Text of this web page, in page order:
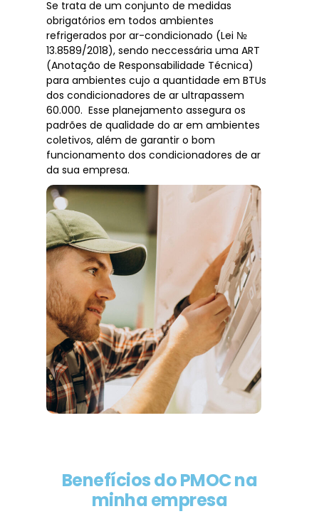
Se trata de um conjunto de medidas
obrigatórios em todos ambientes
refrigerados por ar-condicionado (Lei №
13.8589/2018), sendo neccessária uma ART
(Anotação de Responsabilidade Técnica)
para ambientes cujo a quantidade em BTUs
dos condicionadores de ar ultrapassem
60.000. Esse planejamento assegura os
padrões de qualidade do ar em ambientes
coletivos, além de garantir o bom
funcionamento dos condicionadores de ar
da sua empresa.
Benefícios do PMOC na
minha empresa